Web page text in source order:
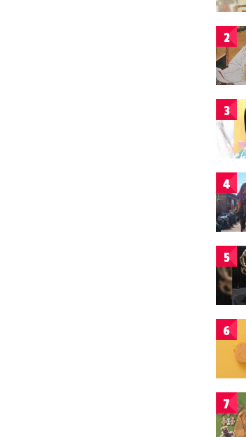
2
3
4
5
6
7